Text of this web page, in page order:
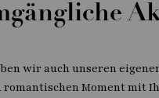
wir auch unseren
romantischen Moment mit